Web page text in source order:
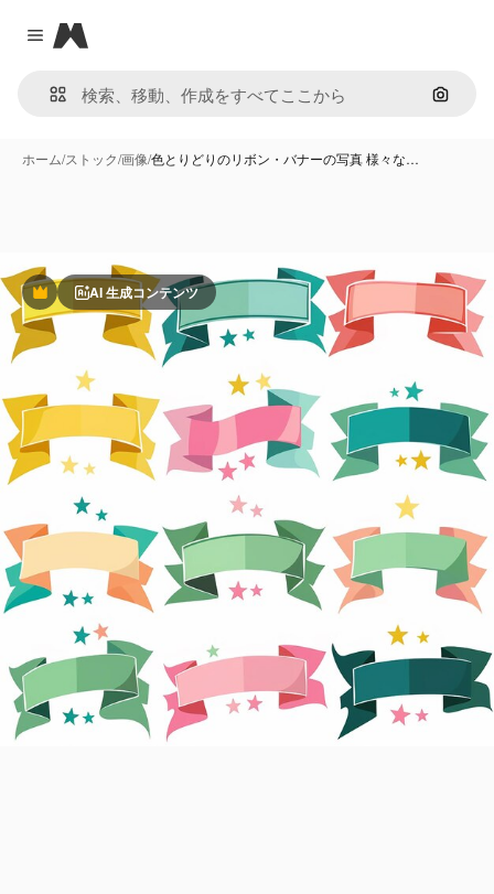
Close menu
Magnific
画像で
ホーム/ストック/画像/色とりどりのリボン・バナーの写真 様々な…
PremiumAI 生成コンテンツ